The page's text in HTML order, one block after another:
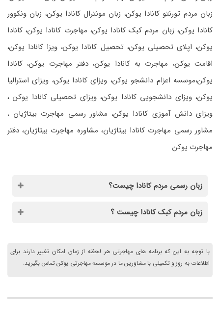
زبان مردم تورنتو کانادا یوکن، زبان مونترال کانادا یوکن، زبان ونکوور
کانادا یوکن، زبان مردم کبک کانادا یوکن، مهاجرت کانادا یوکن، کانادا
یوکن، اپلای تحصیلی یوکن، تحصیل کانادا یوکن، ویزا کانادا یوکن،
اقامت یوکن، مهاجرت به کانادا یوکن، دفتر مهاجرت یوکن، کانادا
یوکن،موسسه اعزام دانشجو یوکن، ویزای کانادا یوکن، ویزای استرالیا
یوکن، ویزای دانشجویی کانادا یوکن، ویزای تحصیلی کانادا یوکن ،
ویزای دانش آموزی کانادا یوکن، مشاور رسمی مهاجرت بیتاژیان ،
مشاور رسمی مهاجرت کانادا بیتاژیان، مشاوره مهاجرت بیتاژیان، دفتر
مهاجرت یوکن
زبان رسمی مردم کانادا چیست؟
زبان مردم کبک کانادا چیست ؟
با توجه به این که برنامه های مهاجرتی هر لحظه از زمان امکان تغییر دارند برای
اطلاعات به روز و تکمیلی با مشاورین ما در موسسه مهاجرتی یوکن تماس بگیرید.